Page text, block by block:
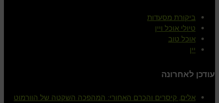
ביקורת מסעדות
טיולי אוכל ויין
אוכל טוב
יין
עודכן לאחרונה
אלים, קיסרים והכרם האחורי: המהפכה השקטה של הוורמוט